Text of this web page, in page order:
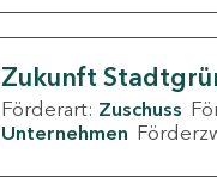
Zukunft
Förderart: Zuschuss
Unternehmen